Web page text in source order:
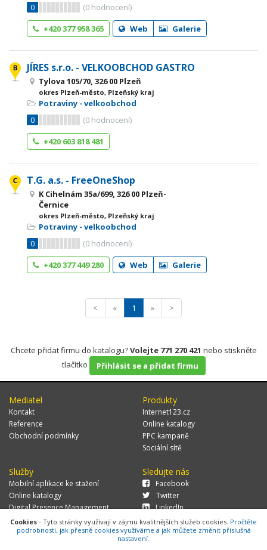
0
(0 hodnocení)
+420 377 958 365
Web Galerie
JÍRES s.r.o. - VELKOOBCHOD GASTRO
Tylova 105/70, 326 00 Plzeň
okres Plzeň-město, Plzeňský kraj
Potraviny - velkoobchod
0
(0 hodnocení)
+420 603 818 481
T.G. a.s. - FreeOneShop
K Cihelnám 35a/699, 326 00 Plzeň-
Černice
okres Plzeň-město, Plzeňský kraj
Potraviny - velkoobchod
0
(0 hodnocení)
+420 377 449 280
Web Galerie
< « 1 » >
Chcete přidat firmu do katalogu?Volejte 771 270 421 nebo stiskněte
tlačítko
Přihlásit se a přidat firmu
Mediatel
Kontakt
Reference
Obchodní podmínky
Produkty
Internet123.cz
Online katalogy
PPC kampaně
Sociální sítě
Služby
Mobilní aplikace ke stažení
Online katalogy
Digital Presence Management
Více zákazníků
Sledujte nás
Facebook
Twitter
LinkedIn
Cookies - Tyto stránky využívají v zájmu kvalitnějších služeb cookies. Pročtěte
podrobnosti, jak přesně cookies využíváme a jak můžete změnit příslušná
nastavení.